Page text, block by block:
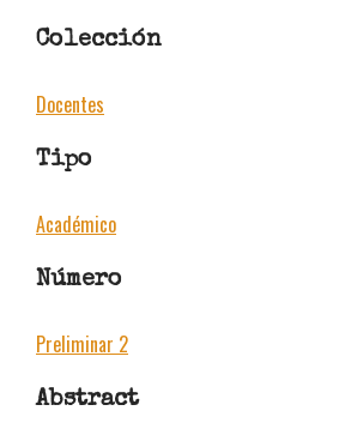
Colección
Docentes
Tipo
Académico
Número
Preliminar 2
Abstract